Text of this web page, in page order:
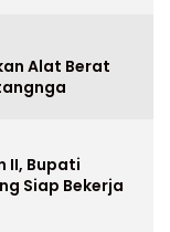
Alat Berat
II, Bupati
Siap Bekerja